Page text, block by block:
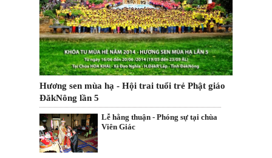
Hương sen mùa hạ - Hội trai tuổi trẻ Phật giáo
ĐăkNông lần 5
Lễ hằng thuận - Phóng sự tại chùa
Viên Giác